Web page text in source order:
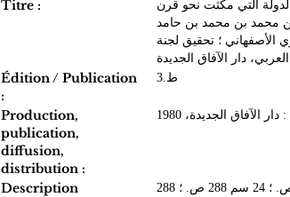
Titre :
التي مكثت نحو قرن
محمد بن محمد بن حامد
الأصفهاني‏ ؛ ‏تحقيق لجنة
العربي، دار الآفاق الجديدة
Édition / Publication
:
ط.3
Production,
publication,
diffusion,
distribution :
الآفاق الجديدة، 1980
Description
؛ 24 سم 288 ص. ؛